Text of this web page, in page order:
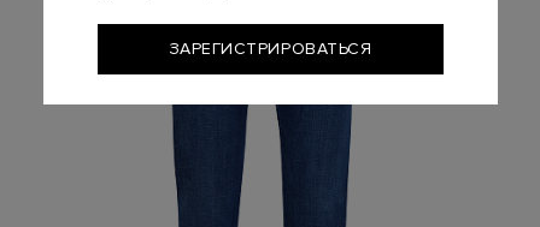
ЗАРЕГИСТРИРОВАТЬСЯ